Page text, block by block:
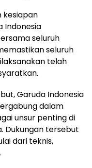
kesiapan
Indonesia
seluruh
seluruh
telah
Garuda Indonesia
dalam
unsur penting di
Dukungan tersebut
dari teknis,